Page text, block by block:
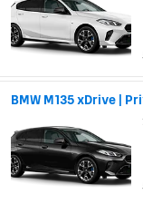
BMW M135 xDrive |